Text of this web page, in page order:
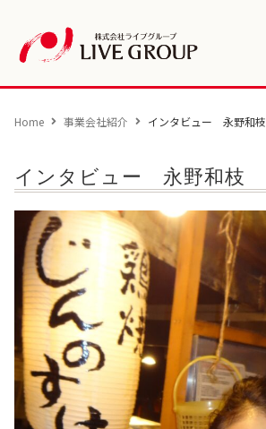
Home 事業会社紹介 インタビュー 永野和枝
インタビュー 永野和枝